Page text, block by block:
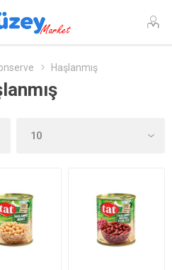
Haşlanmış